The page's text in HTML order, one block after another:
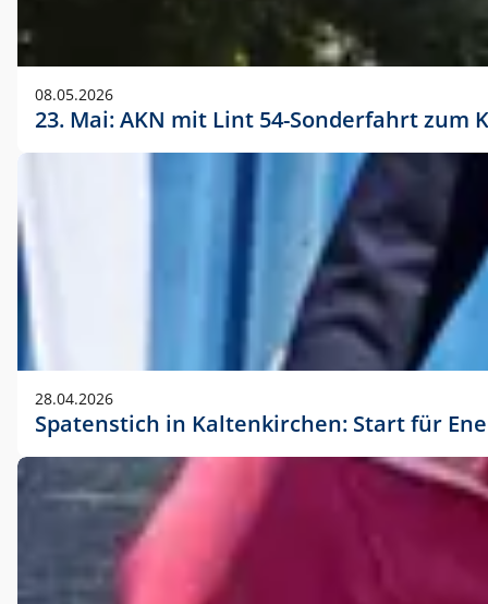
08.05.2026
23. Mai: AKN mit Lint 54-Sonderfahrt
28.04.2026
Spatenstich in Kaltenkirchen: Start für